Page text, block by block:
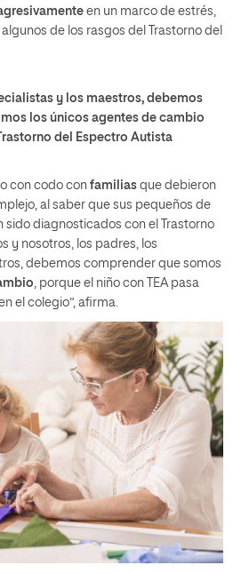
en un marco de estrés,
de los rasgos del Trastorno del
y los maestros, debemos
los únicos agentes de cambio
del Espectro Autista
con codo con familias que debieron
al saber que sus pequeños de
sido diagnosticados con el Trastorno
y nosotros, los padres, los
debemos comprender que somos
, porque el niño con TEA pasa
el colegio”, afirma.